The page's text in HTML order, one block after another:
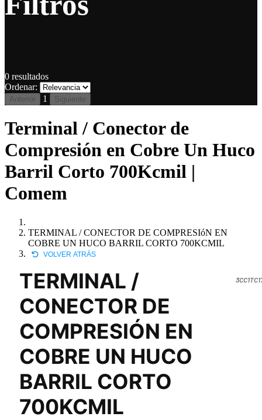
0 resultados
Ordenar:
Anterior 1 Siguiente
Terminal / Conector de
Compresión en Cobre Un Huco
Barril Corto 700Kcmil |
Comem
TERMINAL / CONECTOR DE COMPRESIóN EN
COBRE UN HUCO BARRIL CORTO 700KCMIL
VOLVER ATRÁS
TERMINAL /
CONECTOR DE
COMPRESIÓN EN
COBRE UN HUCO
BARRIL CORTO
700KCMIL